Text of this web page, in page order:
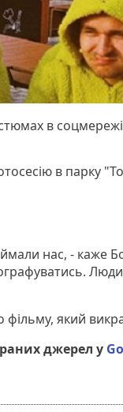
в
в парку
нас, - каже
фільму, який
джерел у